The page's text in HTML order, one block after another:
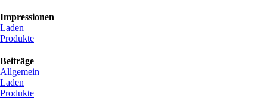
Impressionen
Laden
Produkte
Beiträge
Allgemein
Laden
Produkte